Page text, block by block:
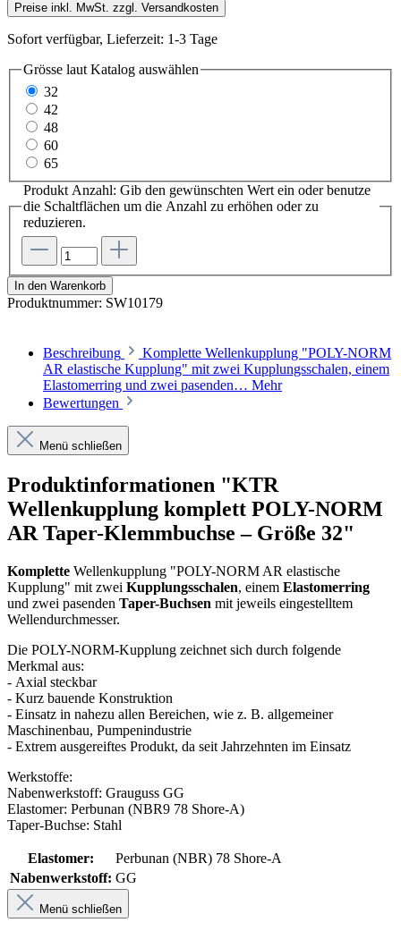
Preise inkl. MwSt. zzgl. Versandkosten
Sofort verfügbar, Lieferzeit: 1-3 Tage
Grösse laut Katalog auswählen
32
42
48
60
65
Produkt Anzahl: Gib den gewünschten Wert ein oder benutze
die Schaltflächen um die Anzahl zu erhöhen oder zu
reduzieren.
In den Warenkorb
Produktnummer: SW10179
Beschreibung
Komplette Wellenkupplung "POLY-NORM
AR elastische Kupplung" mit zwei Kupplungsschalen, einem
Elastomerring und zwei pasenden… Mehr
Bewertungen
Menü schließen
Produktinformationen "KTR
Wellenkupplung komplett POLY-NORM
AR Taper-Klemmbuchse – Größe 32"
Komplette Wellenkupplung "POLY-NORM AR elastische
Kupplung" mit zwei Kupplungsschalen, einem Elastomerring
und zwei pasenden Taper-Buchsen mit jeweils eingestelltem
Wellendurchmesser.
Die POLY-NORM-Kupplung zeichnet sich durch folgende
Merkmal aus:
- Axial steckbar
- Kurz bauende Konstruktion
- Einsatz in nahezu allen Bereichen, wie z. B. allgemeiner
Maschinenbau, Pumpenindustrie
- Extrem ausgereiftes Produkt, da seit Jahrzehnten im Einsatz
Werkstoffe:
Nabenwerkstoff: Grauguss GG
Elastomer: Perbunan (NBR9 78 Shore-A)
Taper-Buchse: Stahl
Elastomer:
Perbunan (NBR) 78 Shore-A
Nabenwerkstoff: GG
Menü schließen